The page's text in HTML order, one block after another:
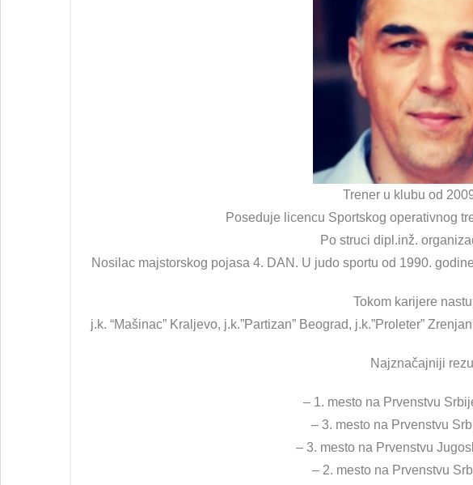
Trener u klubu od
Poseduje licencu Sportskog operativnog
Po struci dipl.inž.
Nosilac majstorskog pojasa 4. DAN. U judo sportu od 1990.
Tokom karijere
j.k. “Mašinac” Kraljevo, j.k.”Partizan” Beograd, j.k.”Proleter”
Najznačajniji
– 1. mesto na Prvenstvu
– 3. mesto na Prvenstvu
– 3. mesto na Prvenstvu
– 2. mesto na Prvenstvu